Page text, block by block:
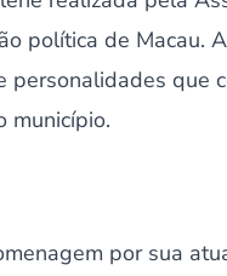
política de Macau.
personalidades que
município.
por sua